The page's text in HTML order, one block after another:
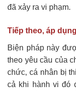
đã xảy ra vi phạm.
Tiếp theo, áp
Biện pháp này
theo yêu cầu của
chức, cá nhân bị
cả khi hành vi đó